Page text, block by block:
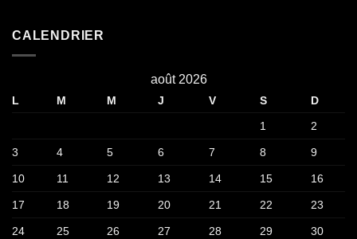
CALENDRIER
août 2026
L M M J V S
D
1
2
3 4 5 6 7 8 9
10 11 12 13 14 15 16
17 18 19 20 21 22 23
24 25 26 27 28 29 30